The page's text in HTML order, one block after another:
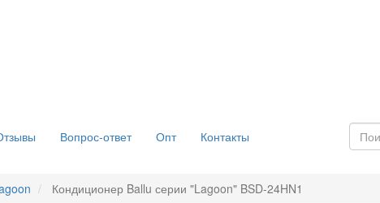
Вопрос-ответ Опт Контакты
Кондиционер Ballu серии "Lagoon" BSD-24HN1